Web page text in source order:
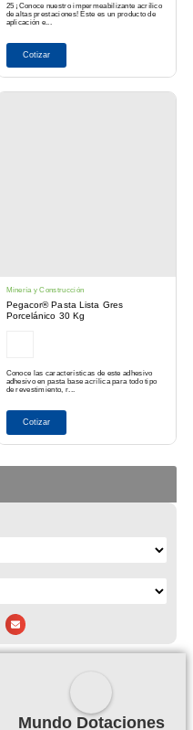
25 ¡Conoce nuestro impermeabilizante acrílico
de altas prestaciones! Este es un producto de
aplicación e...
Cotizar
Minería y Construcción
Pegacor® Pasta Lista Gres
Porcelánico 30 Kg
Conoce las características de este adhesivo
adhesivo en pasta base acrílica para todo tipo
de revestimiento, r...
Cotizar
Mundo Dotaciones